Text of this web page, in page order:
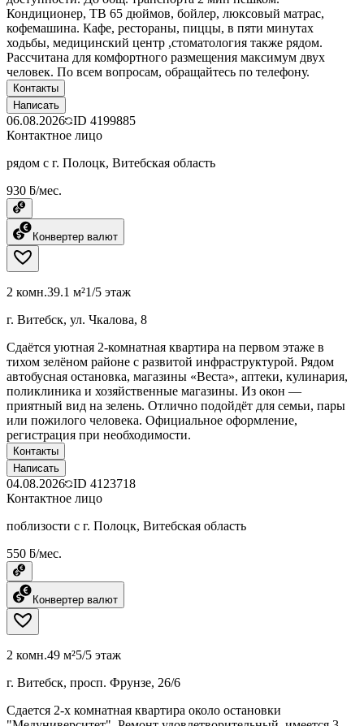
Кондиционер, ТВ 65 дюймов, бойлер, люксовый матрас,
кофемашина. Кафе, рестораны, пиццы, в пяти минутах
ходьбы, медицинский центр ,стоматология также рядом.
Рассчитана для комфортного размещения максимум двух
человек. По всем вопросам, обращайтесь по телефону.
Контакты
Написать
06.08.2026 ID 4199885
Контактное лицо
рядом с г. Полоцк, Витебская область
930 ƃ/мес.
Конвертер валют
2 комн.39.1 м²1/5 этаж
г. Витебск, ул. Чкалова, 8
Сдаётся уютная 2-комнатная квартира на первом этаже в
тихом зелёном районе с развитой инфраструктурой. Рядом
автобусная остановка, магазины «Веста», аптеки, кулинария,
поликлиника и хозяйственные магазины. Из окон —
приятный вид на зелень. Отлично подойдёт для семьи, пары
или пожилого человека. Официальное оформление,
регистрация при необходимости.
Контакты
Написать
04.08.2026 ID 4123718
Контактное лицо
поблизости с г. Полоцк, Витебская область
550 ƃ/мес.
Конвертер валют
2 комн.49 м²5/5 этаж
г. Витебск, просп. Фрунзе, 26/6
Сдается 2-х комнатная квартира около остановки